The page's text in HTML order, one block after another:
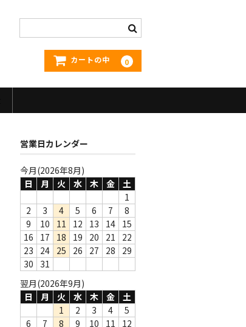
カートの中 0
営業日カレンダー
今月(2026年8月)
日
月 火 水 木 金
土
1
2
3 4 5 6 7
8
9
10 11 12 13 14 15
16
17 18 19 20 21
22
23
24 25 26 27 28
29
30
31
翌月(2026年9月)
日
月 火 水 木 金
土
1
2 3 4
5
6
7 8 9 10 11
12